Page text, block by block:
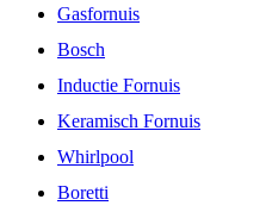
Gasfornuis
Bosch
Inductie Fornuis
Keramisch Fornuis
Whirlpool
Boretti